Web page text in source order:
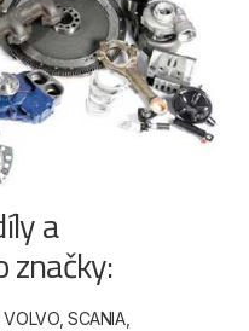
a
SCANIA,